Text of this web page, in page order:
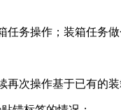
务操作；装箱任务
次操作基于已有的装